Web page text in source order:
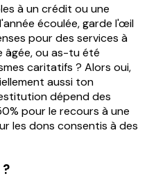
à un crédit ou une
écoulée, garde l'œil
pour des services à
âgée, ou as-tu été
caritatifs ? Alors oui,
aussi ton
dépend des
pour le recours à une
les dons consentis à des